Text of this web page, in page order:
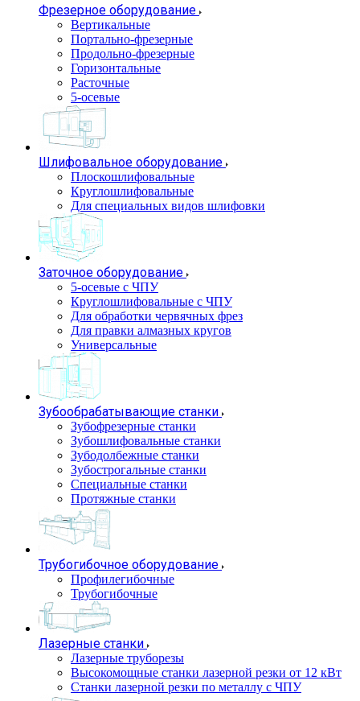
Фрезерное оборудование
Вертикальные
Портально-фрезерные
Продольно-фрезерные
Горизонтальные
Расточные
5-осевые
Шлифовальное оборудование
Плоскошлифовальные
Круглошлифовальные
Для специальных видов шлифовки
Заточное оборудование
5-осевые с ЧПУ
Круглошлифовальные с ЧПУ
Для обработки червячных фрез
Для правки алмазных кругов
Универсальные
Зубообрабатывающие станки
Зубофрезерные станки
Зубошлифовальные станки
Зубодолбежные станки
Зубострогальные станки
Специальные станки
Протяжные станки
Трубогибочное оборудование
Профилегибочные
Трубогибочные
Лазерные станки
Лазерные труборезы
Высокомощные станки лазерной резки от 12 кВт
Станки лазерной резки по металлу с ЧПУ